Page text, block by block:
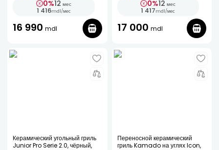
0%12 мес
1 416mdl/мес
16 990 mdl
0%12 мес
1 417mdl/мес
17 000 mdl
Керамический угольный гриль
Junior Pro Serie 2.0, чёрный,
Переносной керамический
гриль Kamado на углях Icon,